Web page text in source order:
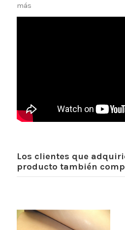
más
Los clientes que
producto también